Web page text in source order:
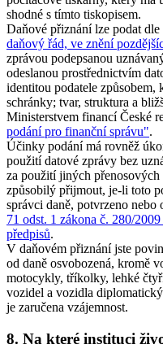
shodné s tímto tiskopisem.
Daňové přiznání lze podat dle
daňový řád, ve znění
zprávou podepsanou
odeslanou prostřednictvím
identitou podatele způsobem,
schránky; tvar, struktura a
Ministerstvem financí České
podání pro finanční správu".
Účinky podání má rovněž
použití datové zprávy bez
za použití jiných přenosových
způsobilý přijmout, je-li toto
správci daně, potvrzeno
71 odst. 1 zákona č. 280/
předpisů.
V daňovém přiznání jste
od daně osvobozená, kromě
motocykly, tříkolky, lehké
vozidel a vozidla
je zaručena vzájemnost.
8. Na které instituci